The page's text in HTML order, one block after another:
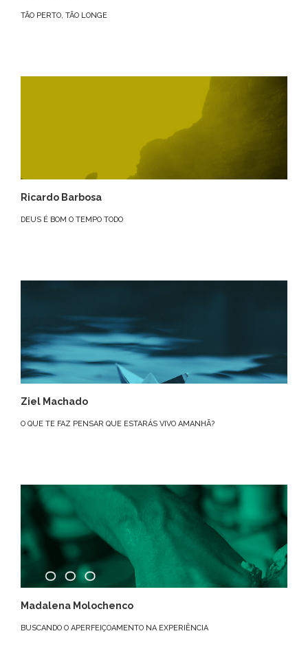
TÃO PERTO, TÃO LONGE
Ricardo Barbosa
DEUS É BOM O TEMPO TODO
Ziel Machado
O QUE TE FAZ PENSAR QUE ESTARÁS VIVO AMANHÃ?
Madalena Molochenco
BUSCANDO O APERFEIÇOAMENTO NA EXPERIÊNCIA